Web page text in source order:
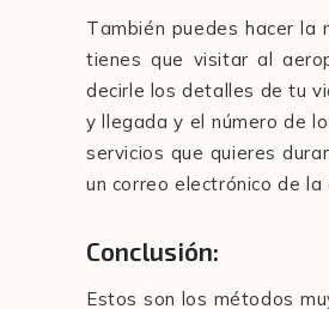
También puedes hacer
tienes que visitar al
decirle los detalles de tu
y llegada y el número de
servicios que quieres
un correo electrónico de
Conclusión:
Estos son los métodos